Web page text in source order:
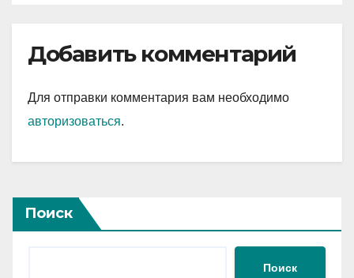
Добавить комментарий
Для отправки комментария вам необходимо
авторизоваться.
Поиск
Поиск